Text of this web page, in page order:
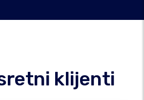
klijenti